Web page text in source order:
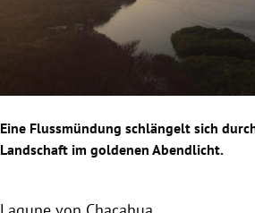
Eine Flussmündung schlängelt sich
Landschaft im goldenen Abendlicht.